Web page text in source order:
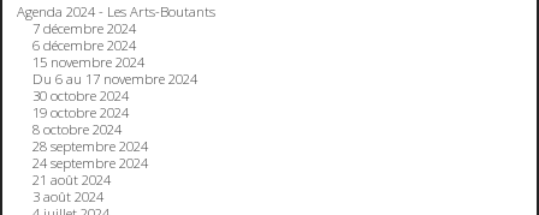
Agenda 2024 - Les Arts-Boutants
7 décembre 2024
6 décembre 2024
15 novembre 2024
Du 6 au 17 novembre 2024
30 octobre 2024
19 octobre 2024
8 octobre 2024
28 septembre 2024
24 septembre 2024
21 août 2024
3 août 2024